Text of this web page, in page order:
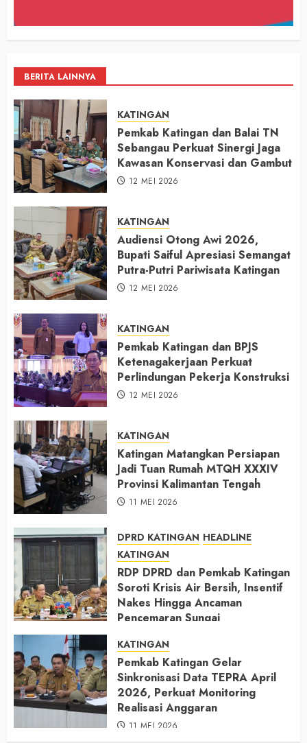
BERITA LAINNYA
KATINGAN
Pemkab Katingan dan Balai TN
Sebangau Perkuat Sinergi Jaga
Kawasan Konservasi dan Gambut
12 MEI 2026
KATINGAN
Audiensi Otong Awi 2026,
Bupati Saiful Apresiasi Semangat
Putra-Putri Pariwisata Katingan
12 MEI 2026
KATINGAN
Pemkab Katingan dan BPJS
Ketenagakerjaan Perkuat
Perlindungan Pekerja Konstruksi
12 MEI 2026
KATINGAN
Katingan Matangkan Persiapan
Jadi Tuan Rumah MTQH XXXIV
Provinsi Kalimantan Tengah
11 MEI 2026
DPRD KATINGAN HEADLINE
KATINGAN
RDP DPRD dan Pemkab Katingan
Soroti Krisis Air Bersih, Insentif
Nakes Hingga Ancaman
Pencemaran Sungai
KATINGAN
Pemkab Katingan Gelar
Sinkronisasi Data TEPRA April
2026, Perkuat Monitoring
Realisasi Anggaran
11 MEI 2026